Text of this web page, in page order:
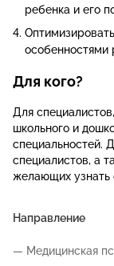
ребенка и его
особенностями
Для кого?
Для
школьного и
специальностей.
специалистов, а
желающих узнать
Направление
— Медицинская